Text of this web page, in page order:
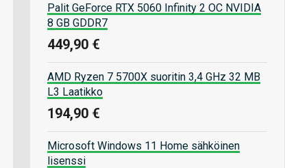
Palit GeForce RTX 5060 Infinity 2 OC NVIDIA
8 GB GDDR7
449,90 €
AMD Ryzen 7 5700X suoritin 3,4 GHz 32 MB
L3 Laatikko
194,90 €
Microsoft Windows 11 Home sähköinen
lisenssi